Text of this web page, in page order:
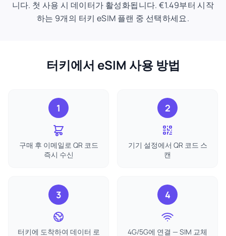
니다. 첫 사용 시 데이터가 활성화됩니다. €1.49부터 시작
하는 9개의 터키 eSIM 플랜 중 선택하세요.
터키에서 eSIM 사용 방법
1
구매 후 이메일로 QR 코드
즉시 수신
2
기기 설정에서 QR 코드 스
캔
3
터키에 도착하여 데이터 로
4
4G/5G에 연결 — SIM 교체